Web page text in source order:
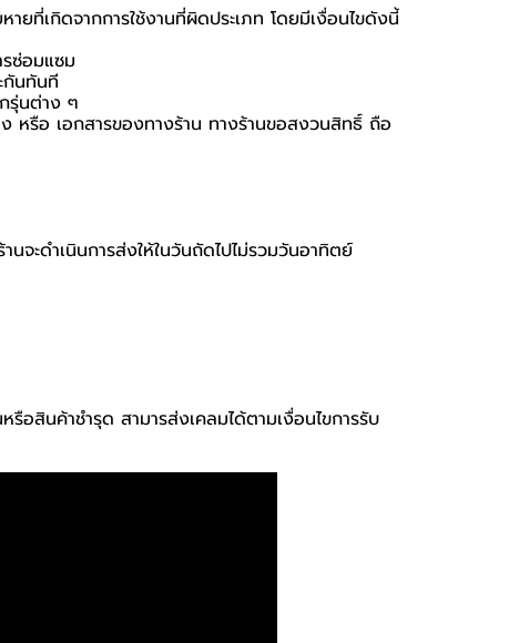
ยที่เกิดจากการใช้งานที่ผิดประเภท โดยมีเงื่อนไขดังนี้
ซ่อมแซม
นทันที
รุ่นต่าง ๆ
หรือ เอกสารของทางร้าน ทางร้านขอสงวนสิทธิ์ ถือ
ะดำเนินการส่งให้ในวันถัดไปไม่รวมวันอาทิตย์
สินค้าชำรุด สามารส่งเคลมได้ตามเงื่อนไขการรับ